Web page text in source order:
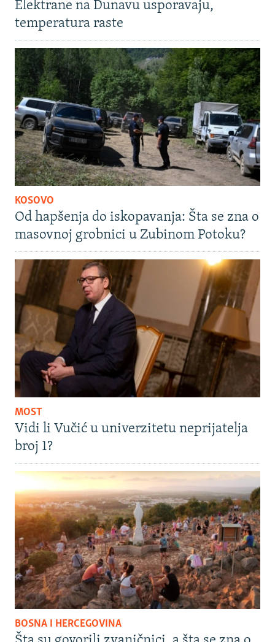
Elektrane na Dunavu usporavaju,
temperatura raste
KOSOVO
Od hapšenja do iskopavanja: Šta se zna o
masovnoj grobnici u Zubinom Potoku?
MOST
Vidi li Vučić u univerzitetu neprijatelja
broj 1?
BOSNA I HERCEGOVINA